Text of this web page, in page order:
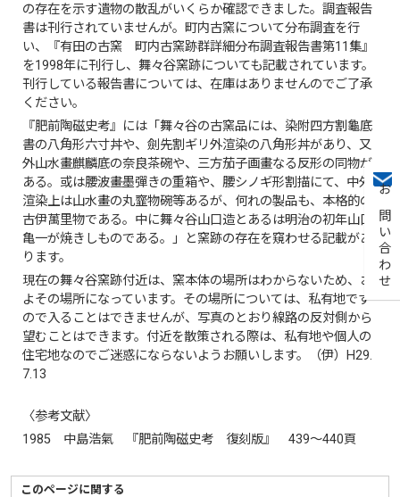
お問い合わせ
の存在を示す遺物の散乱がいくらか確認できました。調査報告
書は刊行されていませんが。町内古窯について分布調査を行
い、『有田の古窯 町内古窯跡群詳細分布調査報告書第11集』
を1998年に刊行し、舞々谷窯跡についても記載されています。
刊行している報告書については、在庫はありませんのでご了承
ください。
『肥前陶磁史考』には「舞々谷の古窯品には、染附四方割龜底
書の八角形六寸丼や、劍先割ギリ外渲染の八角形丼があり、又
外山水畫麒麟底の奈良茶碗や、三方茄子画畫なる反形の同物が
ある。或は腰波畫墨彈きの重箱や、腰シノギ形割描にて、中外
渲染上は山水畫の丸韲物碗等あるが、何れの製品も、本格的の
古伊萬里物である。中に舞々谷山口造とあるは明治の初年山口
亀一が焼きしものである。」と窯跡の存在を窺わせる記載があ
ります。
現在の舞々谷窯跡付近は、窯本体の場所はわからないため、お
よその場所になっています。その場所については、私有地です
ので入ることはできませんが、写真のとおり線路の反対側から
望むことはできます。付近を散策される際は、私有地や個人の
住宅地なのでご迷惑にならないようお願いします。（伊）H29.
7.13
〈参考文献〉
1985 中島浩氣 『肥前陶磁史考 復刻版』 439～440頁
このページに関する